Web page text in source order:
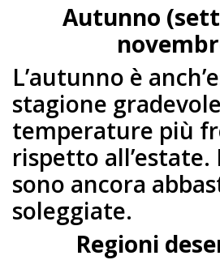
Autunno
L’autunno è
stagione
temperature più
rispetto
sono ancora
soleggiate.
Regioni